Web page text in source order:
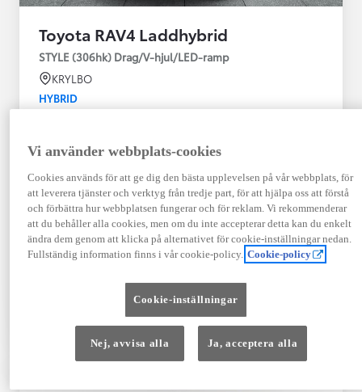
Toyota RAV4 Laddhybrid
STYLE (306hk) Drag/V-hjul/LED-ramp
KRYLBO
HYBRID
09-2023
Hybrid Bensin
Automat
Visa mer
409 900 kr
Från 4 920 kr/mån
Kontakta återförsäljare
Vi använder webbplats-cookies
Cookies används för att ge dig den bästa upplevelsen på vår webbplats, för
att leverera tjänster och verktyg från tredje part, för att hjälpa oss att förstå
och förbättra hur webbplatsen fungerar och för reklam. Vi rekommenderar
att du behåller alla cookies, men om du inte accepterar detta kan du enkelt
ändra dem genom att klicka på alternativet för cookie-inställningar nedan.
Fullständig information finns i vår cookie-policy. Cookie-policy
Cookie-inställningar
Nej, avvisa alla Ja, acceptera alla